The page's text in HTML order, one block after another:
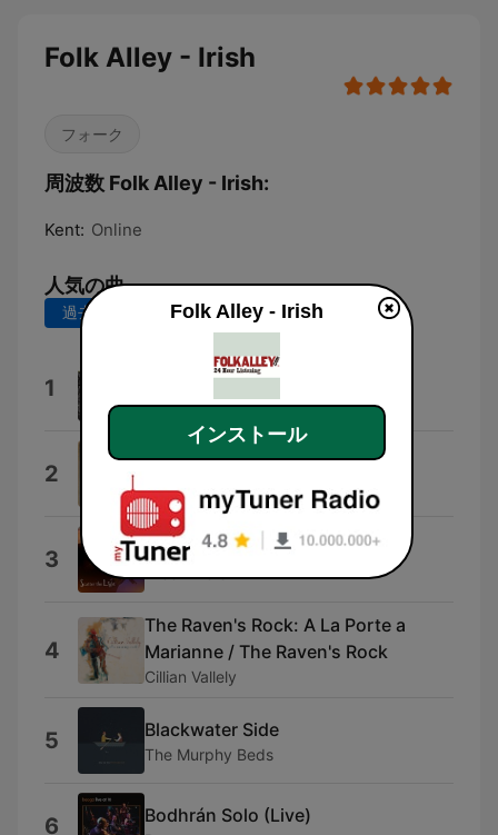
Folk Alley - Irish
フォーク
周波数 Folk Alley - Irish:
Kent: Online
人気の曲
過去7日間 過去30日間
1 Down the Old Plank Road
The Chieftains
2 Didn't He Ramble
Glen Hansard
3 Road Trip
Eileen Ivers
4
The Raven's Rock: A La Porte a
Marianne / The Raven's Rock
Cillian Vallely
5 Blackwater Side
The Murphy Beds
6 Bodhrán Solo (Live)
Folk Alley - Irish
インストール